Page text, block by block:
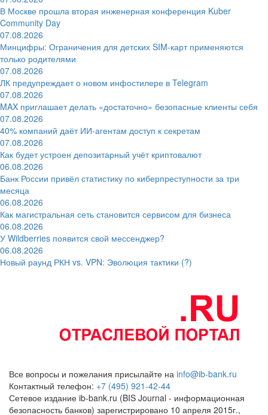
В Москве прошла вторая инженерная конференция Kuber
Community Day
07.08.2026
Минцифры: Ограничения для детских SIM-карт применяются
только родителями
07.08.2026
ЛК предупреждает о новом инфостилере в Telegram
07.08.2026
MAX приглашает делать «достаточно» безопасные клиенты себя
07.08.2026
40% компаний даёт ИИ‑агентам доступ к секретам
07.08.2026
Как будет устроен депозитарный учёт криптовалют
06.08.2026
Банк России привёл статистику по киберпреступности за три
месяца
06.08.2026
Как магистральная сеть становится сервисом для бизнеса
06.08.2026
У Wildberries появится свой мессенджер?
06.08.2026
Новый раунд РКН vs. VPN: Эволюция тактики (?)
Все вопросы и пожелания присылайте на info@ib-bank.ru
Контактный телефон: +7 (495) 921-42-44
Сетевое издание ib-bank.ru (BIS Journal - информационная
безопасность банков) зарегистрировано 10 апреля 2015г.,